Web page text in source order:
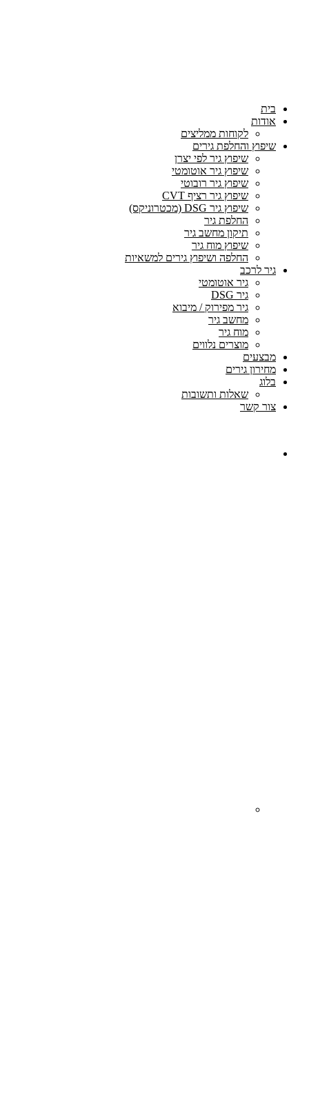
בית
אודות
לקוחות ממליצים
שיפוץ והחלפת גירים
שיפוץ גיר לפי יצרן
שיפוץ גיר אוטומטי
שיפוץ גיר רובוטי
שיפוץ גיר רציף CVT
שיפוץ גיר DSG (מכטרוניקס)
החלפת גיר
תיקון מחשב גיר
שיפוץ מוח גיר
החלפה ושיפוץ גירים למשאיות
גיר לרכב
גיר אוטומטי
גיר DSG
גיר מפירוק / מיבוא
מחשב גיר
מוח גיר
מוצרים נלווים
מבצעים
מחירון גירים
בלוג
שאלות ותשובות
צור קשר